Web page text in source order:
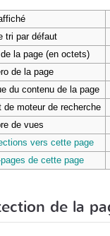
tri par défaut
la page (en octets)
de la page
du contenu de la page
de moteur de recherche
de vues
vers cette page
de cette page
de la